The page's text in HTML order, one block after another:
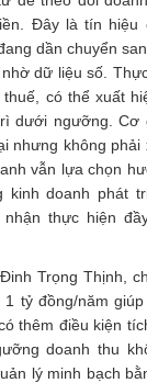
Đây là tín hiệu
dần chuyển
dữ liệu số.
có thể xuất
dưới ngưỡng. Cơ
nhưng không
vẫn lựa chọn
kinh doanh phát
thực hiện
Trọng Thịnh,
tỷ đồng/năm giúp
thêm điều kiện
doanh thu
lý minh bạch